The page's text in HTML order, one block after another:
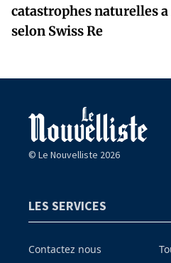
catastrophes naturelles
selon Swiss Re
© Le Nouvelliste 2026
LES SERVICES
Contactez nous